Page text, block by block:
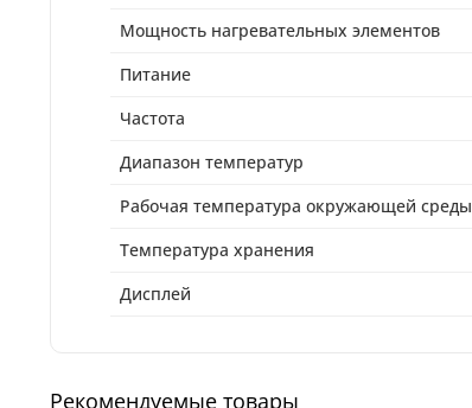
Мощность нагревательных элементов
Питание
Частота
Диапазон температур
Рабочая температура окружающей среды
Температура хранения
Дисплей
Рекомендуемые товары